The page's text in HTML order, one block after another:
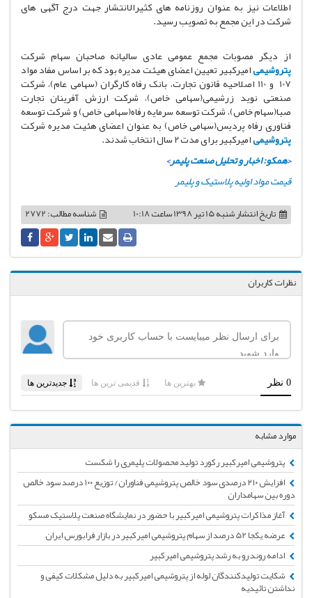
اطلاعات نیز به عنوان روزنامه های کثیرالانتشار جهت درج آگهی های
شرکت در این مجمع به تصویب رسید.
از دیگر مصوبات مجمع عمومی عادی سالیانه صاحبان سهام شرکت
پتروشیمیامیرکبیر تعیین اعضای هیئت مدیره بود که بر اساس مفاد مواد
107 و 110 اصلاحیه قانون تجارت، بانک رفاه کارگران (سهامی عام)، شرکت
صنعتی نوید زرشیمی(سهامی خاص)، شرکت ارزش آفرینان تجارت
صبا(سهام خاص)، شرکت توسعه سرمایه رفاه(سهامی خاص) و شرکت توسعه
فناوری رفاه پردیس(سهامی خاص) به عنوان اعضای هئیت مدیره شرکت
پتروشیمیامیرکبیر برای مدت 2 سال انتخاب شدند.
<همکو: اخبار و تحلیل صنعت پلیمر>
قیمت مواد اولیه پلاستیک و پلیمر
شناسه مطالب: 2772 تاریخ انتشارشنبه 15 تیر 1398 ساعت 10:18
نظرات کاربران
موارد مشابه
پتروشیمی امیرکبیر رکورد تولید محصولات پلیمری را شکست
افزایش ۲۱۰ درصدی سود خالص پتروشیمی فناوران/ توزیع ۱۰۰ درصد سود خالص
دوره بین سهامداران
آغاز مذاکرات پتروشیمی امیرکبیر با حضور در نمایشگاه صنعت پلاستیک مسکو
عرضه یکجا 52 درصد از سهام پتروشیمی امیرکبیر در بازار فرابورس ایران
ادامه روند رو به رشد پتروشیمی امیرکبیر
شکایت تولیدکنندگان لوله از پتروشیمی امیرکبیر به دلیل مشکلات کیفی و
نداشتن تائیدیه